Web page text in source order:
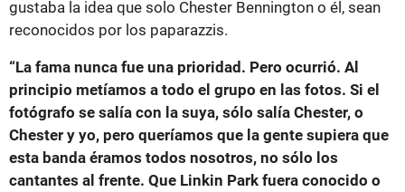
gustaba la idea que solo Chester Bennington o él, sean
reconocidos por los paparazzis.
“La fama nunca fue una prioridad. Pero ocurrió. Al
principio metíamos a todo el grupo en las fotos. Si el
fotógrafo se salía con la suya, sólo salía Chester, o
Chester y yo, pero queríamos que la gente supiera que
esta banda éramos todos nosotros, no sólo los
cantantes al frente. Que Linkin Park fuera conocido o